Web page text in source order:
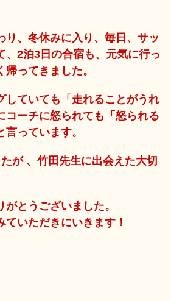
り、冬休みに入り、毎日、サッ
、2泊3日の合宿も、元気に行っ
ってきました。
していても「走れることがうれ
コーチに怒られても「怒られる
っています。
が 、竹田先生に出会えた大切
とうございました。
ていただきにいきます！